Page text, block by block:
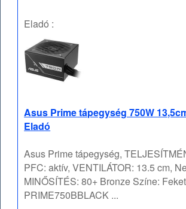
Eladó :
Asus Prime tápegység 750W
Eladó
Asus Prime tápegység,
PFC: aktív, VENTILÁTOR: 13.5 cm,
MINŐSÍTÉS: 80+ Bronze Színe:
PRIME750BBLACK ...